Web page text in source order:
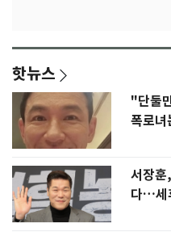
핫뉴스
"단둘
폭로
서장
다…세